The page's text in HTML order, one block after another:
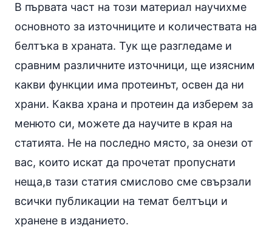
В първата част на този материал научихме
основното за източниците и количествата на
белтъка в храната. Тук ще разгледаме и
сравним различните източници, ще изясним
какви функции има протеинът, освен да ни
храни. Каква храна и протеин да изберем за
менюто си, можете да научите в края на
статията. Не на последно място, за онези от
вас, които искат да прочетат пропуснати
неща,в тази статия смислово сме свързали
всички публикации на темат белтъци и
хранене в изданието.